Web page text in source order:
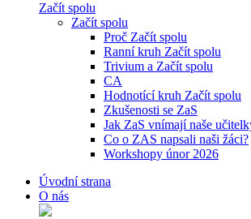
Začít spolu
Začít spolu
Proč Začít spolu
Ranní kruh Začít spolu
Trivium a Začít spolu
CA
Hodnotící kruh Začít spolu
Zkušenosti se ZaS
Jak ZaS vnímají naše
Co o ZAS napsali naši žáci?
Workshopy únor 2026
Úvodní strana
O nás